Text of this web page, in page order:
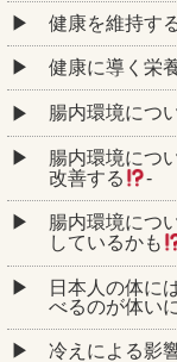
健康を維持す
健康に導く栄
腸内環境につ
腸内環境につ
改善する
‐
腸内環境につ
しているかも
日本人の体に
べるのが体い
冷えによる影